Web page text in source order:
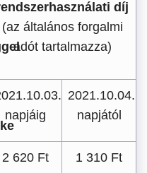
díj
(az általános forgalmi
adót tartalmazza)
napjáig
2021.10.04.
napjától
2 620 Ft 1 310 Ft